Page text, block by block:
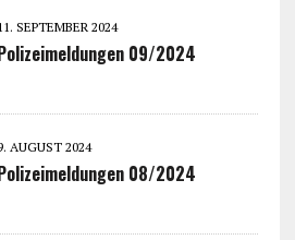
SEPTEMBER 2024
09/2024
AUGUST 2024
08/2024